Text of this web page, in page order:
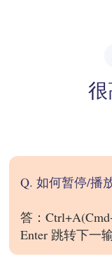
Q. 如何暂停/播
答：
Enter 跳转下一